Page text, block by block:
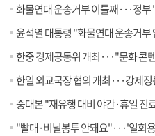
화물연대 운송거부 이틀째···정부 "법
윤석열 대통령 "화물연대 운송거
한중 경제공동위 개최···"문화 콘
한일 외교국장 협의 개최···강제징
중대본 "재유행 대비 야간·휴일 진
"빨대·비닐봉투 안돼요"···'일회용품 줄여